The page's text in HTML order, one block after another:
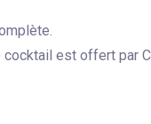
est offert par